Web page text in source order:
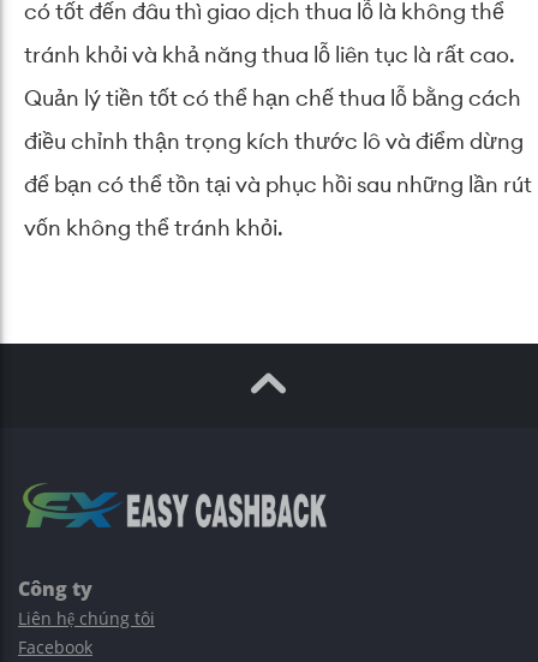
có tốt đến đâu thì giao dịch thua lỗ là không thể
tránh khỏi và khả năng thua lỗ liên tục là rất cao.
Quản lý tiền tốt có thể hạn chế thua lỗ bằng cách
điều chỉnh thận trọng kích thước lô và điểm dừng
để bạn có thể tồn tại và phục hồi sau những lần rút
vốn không thể tránh khỏi.
Công ty
Liên hệ chúng tôi
Facebook